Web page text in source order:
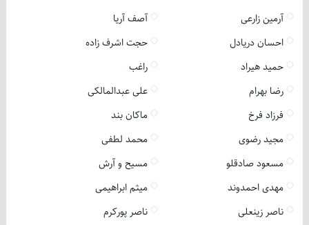
آرمین زارعی
آصف آریا
احسان دریادل
حجت اشرف زاده
حمید هیراد
راغب
رضا بهرام
علی عبدالمالکی
فرزاد فرخ
ماکان بند
مجید رضوی
محمد لطفی
مسعود صادقلو
مسیح و آرش
مهدی احمدوند
میثم ابراهیمی
ناصر زینعلی
ناصر پورکرم